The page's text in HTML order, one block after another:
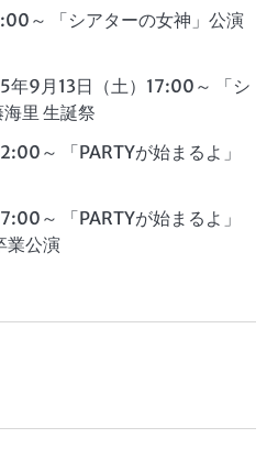
～ 「シアターの女神」公演
年9月13日（土）17:00～ 「シ
里 生誕祭
～ 「PARTYが始まるよ」
～ 「PARTYが始まるよ」
業公演